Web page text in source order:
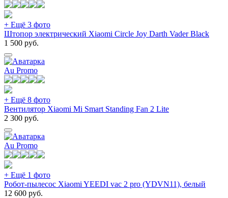
+ Ещё 3 фото
Штопор электрический Xiaomi Circle Joy Darth Vader Black
1 500 руб.
Au Promo
+ Ещё 8 фото
Вентилятор Xiaomi Mi Smart Standing Fan 2 Lite
2 300 руб.
Au Promo
+ Ещё 1 фото
Робот-пылесос Xiaomi YEEDI vac 2 pro (YDVN11), белый
12 600 руб.